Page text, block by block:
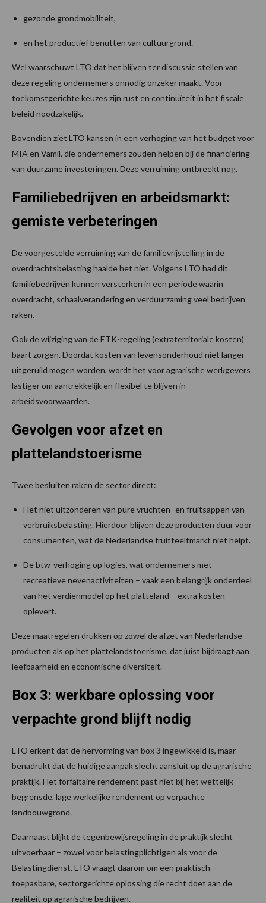
gezonde grondmobiliteit,
en het productief benutten van cultuurgrond.
Wel waarschuwt LTO dat het blijven ter discussie stellen van
deze regeling ondernemers onnodig onzeker maakt. Voor
toekomstgerichte keuzes zijn rust en continuïteit in het fiscale
beleid noodzakelijk.
Bovendien ziet LTO kansen in een verhoging van het budget voor
MIA en Vamil, die ondernemers zouden helpen bij de financiering
van duurzame investeringen. Deze verruiming ontbreekt nog.
Familiebedrijven en arbeidsmarkt:
gemiste verbeteringen
De voorgestelde verruiming van de familievrijstelling in de
overdrachtsbelasting haalde het niet. Volgens LTO had dit
familiebedrijven kunnen versterken in een periode waarin
overdracht, schaalverandering en verduurzaming veel bedrijven
raken.
Ook de wijziging van de ETK-regeling (extraterritoriale kosten)
baart zorgen. Doordat kosten van levensonderhoud niet langer
uitgeruild mogen worden, wordt het voor agrarische werkgevers
lastiger om aantrekkelijk en flexibel te blijven in
arbeidsvoorwaarden.
Gevolgen voor afzet en
plattelandstoerisme
Twee besluiten raken de sector direct:
Het niet uitzonderen van pure vruchten- en fruitsappen van
verbruiksbelasting. Hierdoor blijven deze producten duur voor
consumenten, wat de Nederlandse fruitteeltmarkt niet helpt.
De btw-verhoging op logies, wat ondernemers met
recreatieve nevenactiviteiten – vaak een belangrijk onderdeel
van het verdienmodel op het platteland – extra kosten
oplevert.
Deze maatregelen drukken op zowel de afzet van Nederlandse
producten als op het plattelandstoerisme, dat juist bijdraagt aan
leefbaarheid en economische diversiteit.
Box 3: werkbare oplossing voor
verpachte grond blijft nodig
LTO erkent dat de hervorming van box 3 ingewikkeld is, maar
benadrukt dat de huidige aanpak slecht aansluit op de agrarische
praktijk. Het forfaitaire rendement past niet bij het wettelijk
begrensde, lage werkelijke rendement op verpachte
landbouwgrond.
Daarnaast blijkt de tegenbewijsregeling in de praktijk slecht
uitvoerbaar – zowel voor belastingplichtigen als voor de
Belastingdienst. LTO vraagt daarom om een praktisch
toepasbare, sectorgerichte oplossing die recht doet aan de
realiteit op agrarische bedrijven.